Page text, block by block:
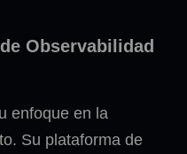
Observabilidad
enfoque en la
Su plataforma de